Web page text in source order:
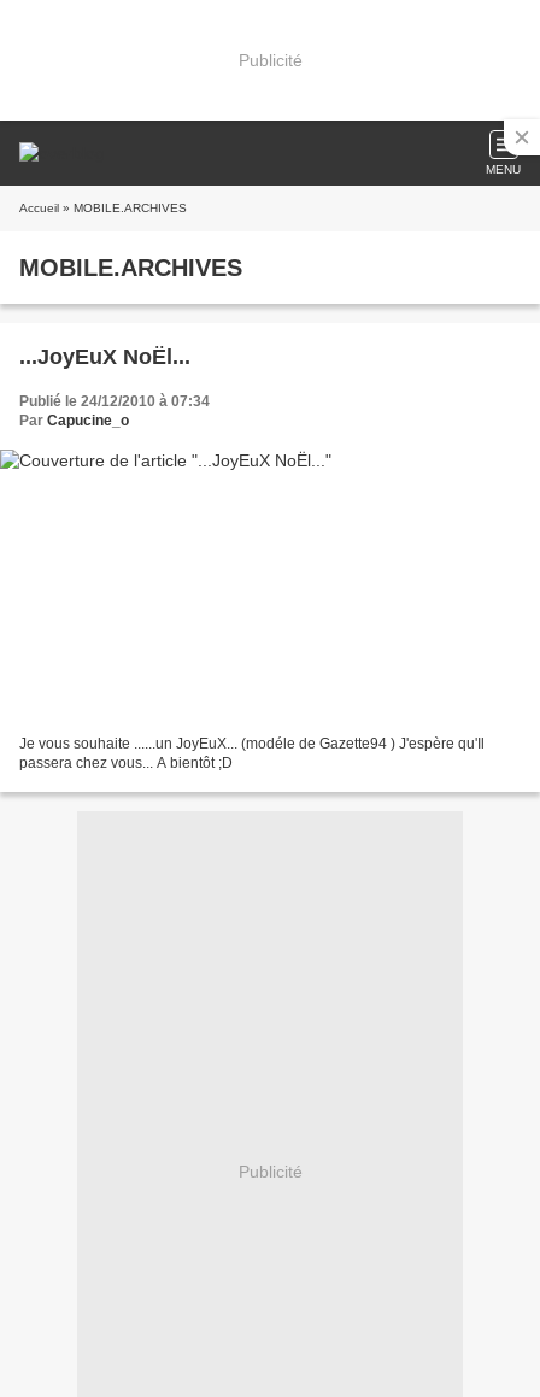
Publicité
MENU
Accueil » MOBILE.ARCHIVES
MOBILE.ARCHIVES
...JoyEuX NoËl...
Publié le 24/12/2010 à 07:34
Par Capucine_o
Je vous souhaite ......un JoyEuX... (modéle de Gazette94 ) J'espère qu'Il
passera chez vous... A bientôt ;D
Publicité